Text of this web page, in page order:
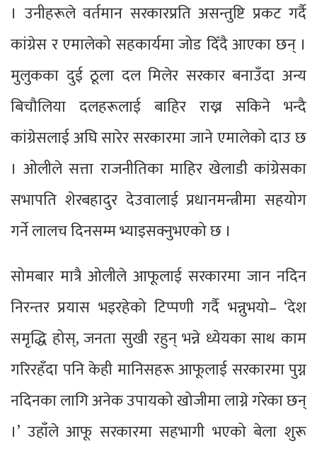
। उनीहरूले वर्तमान सरकारप्रति असन्तुष्टि प्रकट गर्दै
कांग्रेस र एमालेको सहकार्यमा जोड दिँदै आएका छन् ।
मुलुकका दुई ठूला दल मिलेर सरकार बनाउँदा अन्य
बिचौलिया दलहरूलाई बाहिर राख्न सकिने भन्दै
कांग्रेसलाई अघि सारेर सरकारमा जाने एमालेको दाउ छ
। ओलीले सत्ता राजनीतिका माहिर खेलाडी कांग्रेसका
सभापति शेरबहादुर देउवालाई प्रधानमन्त्रीमा सहयोग
गर्ने लालच दिनसम्म भ्याइसक्नुभएको छ ।
सोमबार मात्रै ओलीले आफूलाई सरकारमा जान नदिन
निरन्तर प्रयास भइरहेको टिप्पणी गर्दै भन्नुभयो– ‘देश
समृद्धि होस्, जनता सुखी रहुन् भन्ने ध्येयका साथ काम
गरिरहँदा पनि केही मानिसहरू आफूलाई सरकारमा पुग्न
नदिनका लागि अनेक उपायको खोजीमा लाग्ने गरेका छन्
।’ उहाँले आफू सरकारमा सहभागी भएको बेला शुरू